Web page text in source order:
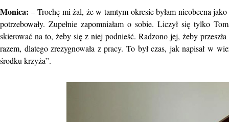
Monica: – Trochę mi żal, że w tamtym okresie byłam nieobecna
potrzebowały. Zupełnie zapomniałam o sobie. Liczył się tylko
skierować na to, żeby się z niej podnieść. Radzono jej, żeby
razem, dlatego zrezygnowała z pracy. To był czas, jak napisał w
środku krzyża”.